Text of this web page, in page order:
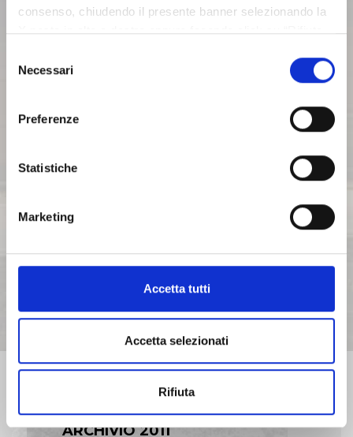
consenso, chiudendo il presente banner selezionando la
X posta in alto a destra oppure facendo click su “Rifiuta
assenza dei cookie diversi da quelli tecnici. Per maggiori
informazioni puoi consultare la nostra politica sui cookie
delNecessari
Preferenze
Statistiche
Marketing
Accetta tutti
Accetta selezionati
Rifiuta
ASSEMBLEE
COMUNICATI STAMPA
ARCHIVIO 2017
ARCHIVIO 2016
ARCHIVIO 2015
ARCHIVIO 2011